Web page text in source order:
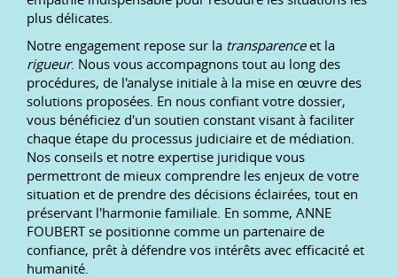
plus délicates.
Notre engagement repose sur la transparenceet la
rigueur. Nous vous accompagnons tout au long des
procédures, de l'analyse initiale à la mise en œuvre des
solutions proposées. En nous confiant votre dossier,
vous bénéficiez d'un soutien constant visant à faciliter
chaque étape du processus judiciaire et de médiation.
Nos conseils et notre expertise juridique vous
permettront de mieux comprendre les enjeux de votre
situation et de prendre des décisions éclairées, tout en
préservant l'harmonie familiale. En somme, ANNE
FOUBERT se positionne comme un partenaire de
confiance, prêt à défendre vos intérêts avec efficacité et
humanité.